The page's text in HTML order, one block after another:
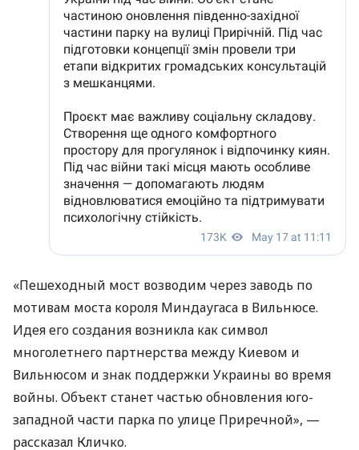
«Пешеходный мост возводим через заводь по
мотивам моста короля Миндаугаса в Вильнюсе.
Идея его создания возникла как символ
многолетнего партнерства между Киевом и
Вильнюсом и знак поддержки Украины во время
войны. Объект станет частью обновления юго-
западной части парка по улице Приречной», —
рассказал Кличко.